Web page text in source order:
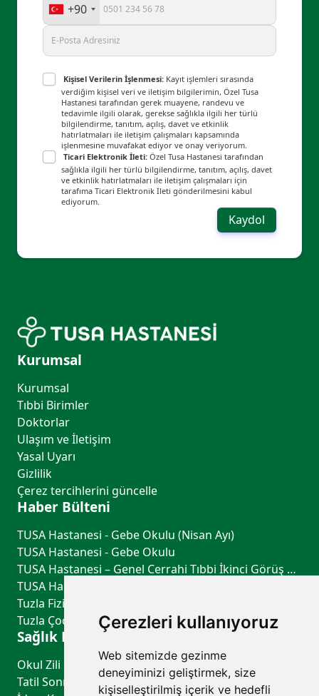
Çerezleri kullanıyoruz
Web sitemizde gezinme
deneyiminizi geliştirmek, size
kişiselleştirilmiş içerik ve hedefli
+90
Kişisel Verilerin İşlenmesi: Kayıt işlemleri sırasında
verdiğim kişisel veri ve iletişim bilgilerimin, Özel Tusa
Hastanesi tarafından gerek muayene, randevu ve
tedavimle ilgili olarak, gerekse sağlıkla ilgili her türlü
bilgilendirme, tanıtım, açılış, davet ve etkinlik
hatırlatmaları ile iletişim çalışmaları kapsamında
işlenmesine muvafakat ediyor ve onay veriyorum.
Ticari Elektronik İleti: Özel Tusa Hastanesi tarafından
sağlıkla ilgili her türlü bilgilendirme, tanıtım, açılış, davet
ve etkinlik hatırlatmaları ile iletişim çalışmaları için
tarafıma Ticari Elektronik İleti gönderilmesini kabul
ediyorum.
Kaydol
Kurumsal
Kurumsal
Tıbbi Birimler
Doktorlar
Ulaşım ve İletişim
Yasal Uyarı
Gizlilik
Çerez tercihlerini güncelle
Haber Bülteni
TUSA Hastanesi - Gebe Okulu (Nisan Ayı)
TUSA Hastanesi - Gebe Okulu
TUSA Hastanesi – Genel Cerrahi Tıbbi İkinci Görüş Hizmeti
Tuzla Fiziksel Tıp ve Rehabilitasyon - TUSA Hastanesi
Tuzla Çocuk Sağlığı ve Hastalıkları - TUSA Hastanesi
Sağlık Rehberi